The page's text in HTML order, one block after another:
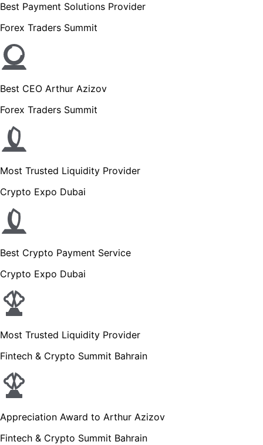
Best Payment Solutions Provider
Forex Traders Summit
Best CEO Arthur Azizov
Forex Traders Summit
Most Trusted Liquidity Provider
Crypto Expo Dubai
Best Crypto Payment Service
Crypto Expo Dubai
Most Trusted Liquidity Provider
Fintech & Crypto Summit Bahrain
Appreciation Award to Arthur Azizov
Fintech & Crypto Summit Bahrain